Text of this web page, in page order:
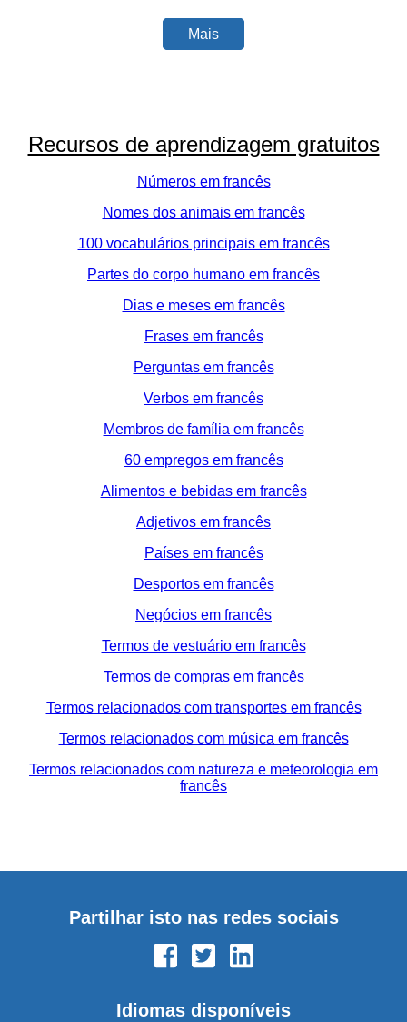
Mais
Recursos de aprendizagem gratuitos
Números em francês
Nomes dos animais em francês
100 vocabulários principais em francês
Partes do corpo humano em francês
Dias e meses em francês
Frases em francês
Perguntas em francês
Verbos em francês
Membros de família em francês
60 empregos em francês
Alimentos e bebidas em francês
Adjetivos em francês
Países em francês
Desportos em francês
Negócios em francês
Termos de vestuário em francês
Termos de compras em francês
Termos relacionados com transportes em francês
Termos relacionados com música em francês
Termos relacionados com natureza e meteorologia em
francês
Partilhar isto nas redes sociais
Idiomas disponíveis